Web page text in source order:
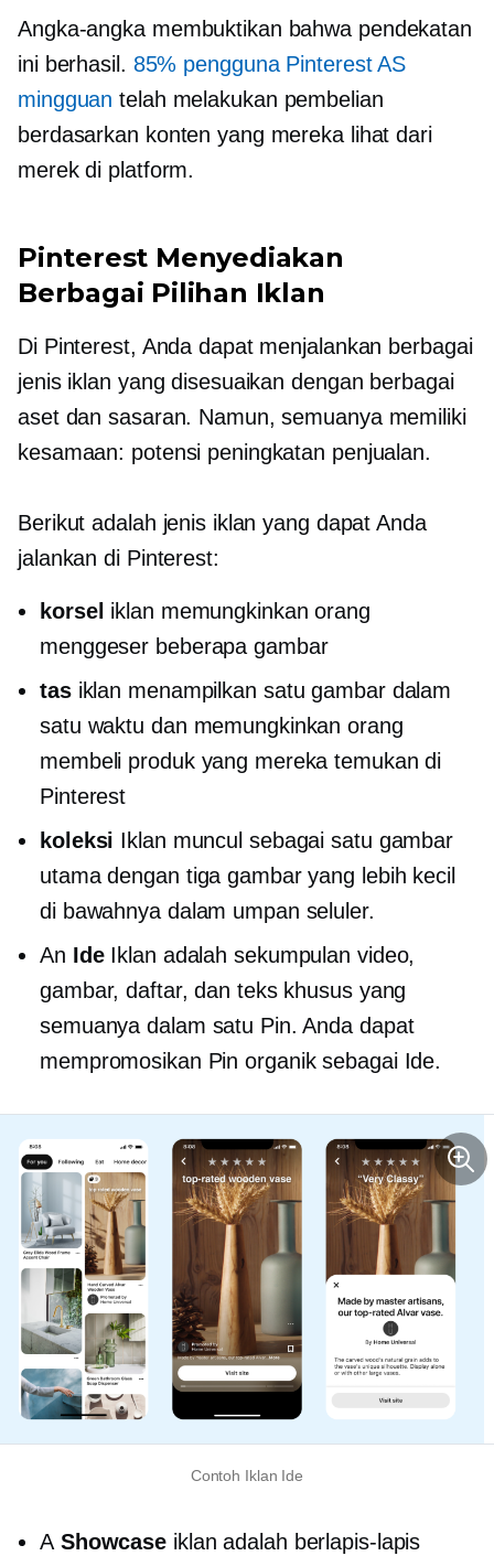
Angka-angka membuktikan bahwa pendekatan
ini berhasil. 85% pengguna Pinterest AS
mingguan telah melakukan pembelian
berdasarkan konten yang mereka lihat dari
merek di platform.
Pinterest Menyediakan
Berbagai Pilihan Iklan
Di Pinterest, Anda dapat menjalankan berbagai
jenis iklan yang disesuaikan dengan berbagai
aset dan sasaran. Namun, semuanya memiliki
kesamaan: potensi peningkatan penjualan.
Berikut adalah jenis iklan yang dapat Anda
jalankan di Pinterest:
korsel iklan memungkinkan orang
menggeser beberapa gambar
tasiklan menampilkan satu gambar dalam
satu waktu dan memungkinkan orang
membeli produk yang mereka temukan di
Pinterest
koleksi Iklan muncul sebagai satu gambar
utama dengan tiga gambar yang lebih kecil
di bawahnya dalam umpan seluler.
An IdeIklan adalah sekumpulan video,
gambar, daftar, dan teks khusus yang
semuanya dalam satu Pin. Anda dapat
mempromosikan Pin organik sebagai Ide.
Contoh Iklan Ide
A Showcase iklan adalah berlapis-lapis